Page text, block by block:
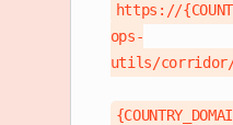
https://
ops-
utils/